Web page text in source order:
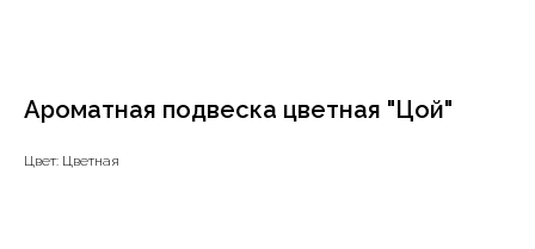
Ароматная подвеска цветная "Цой"
Цвет: Цветная